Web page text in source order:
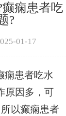
痫患者吃
?
01-17
痫患者吃水
因多，可
以癫痫患者